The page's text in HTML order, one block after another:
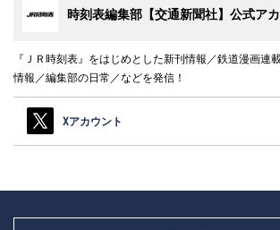
時刻表編集部【交通新聞社】公式ア
『ＪＲ時刻表』をはじめとした新刊情報／鉄道漫画連
情報／編集部の日常／などを発信！
Xアカウント